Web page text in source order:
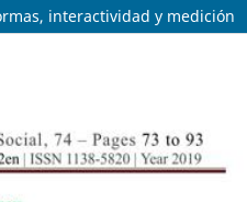
interactividad y medición